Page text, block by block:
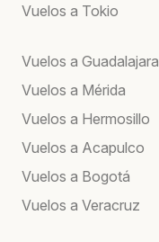
Vuelos a Tokio
Vuelos a Guadalajara
Vuelos a Mérida
Vuelos a Hermosillo
Vuelos a Acapulco
Vuelos a Bogotá
Vuelos a Veracruz